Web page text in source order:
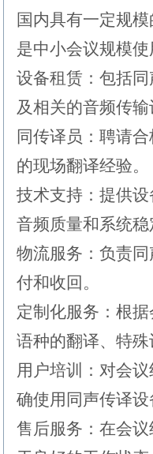
国内具有一定规
是中小会议规模
设备租赁：包括
及相关的音频传
同传译员：聘请
的现场翻译经验。
技术支持：提供
音频质量和系统稳
物流服务：负责
付和收回。
定制化服务：根
语种的翻译、特
用户培训：对会
确使用同声传译设
售后服务：在会